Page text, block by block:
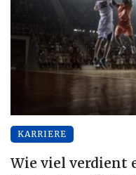
KARRIERE
Wie viel verdient